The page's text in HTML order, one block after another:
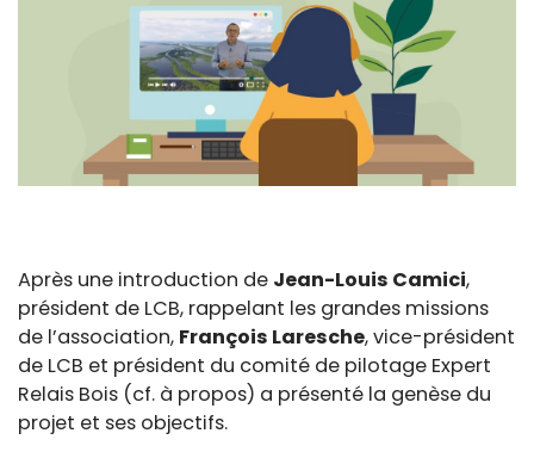
Après une introduction de Jean-Louis Camici,
président de LCB, rappelant les grandes missions
de l’association, François Laresche, vice-président
de LCB et président du comité de pilotage Expert
Relais Bois (cf. à propos) a présenté la genèse du
projet et ses objectifs.